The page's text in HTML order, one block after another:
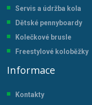
Servis a údržba kola
Dětské pennyboardy
Kolečkové brusle
Freestylové koloběžky
Informace
Kontakty